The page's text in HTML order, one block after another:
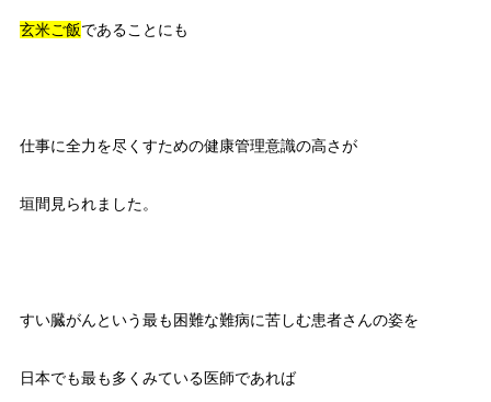
玄米ご飯であることにも
仕事に全力を尽くすための健康管理意識の高さが
垣間見られました。
すい臓がんという最も困難な難病に苦しむ患者さんの姿を
日本でも最も多くみている医師であれば